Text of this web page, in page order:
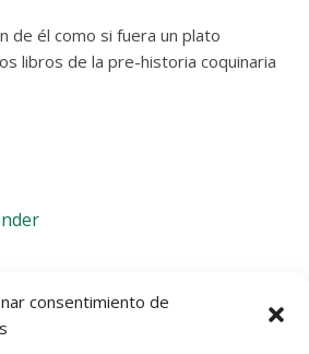
consentimiento de
de él como si fuera un plato
libros de la pre-historia coquinaria